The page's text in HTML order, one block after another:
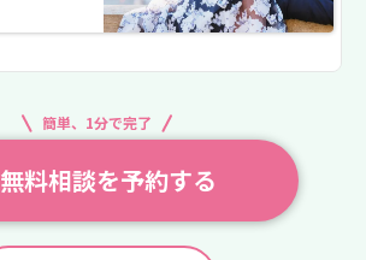
簡単、1分で完了
無料相談を予約する